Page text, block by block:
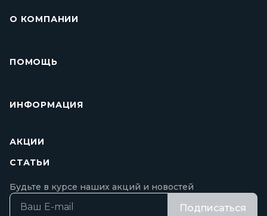
О КОМПАНИИ
ПОМОЩЬ
ИНФОРМАЦИЯ
АКЦИИ
СТАТЬИ
Будьте в курсе наших акций и новостей
Подписаться